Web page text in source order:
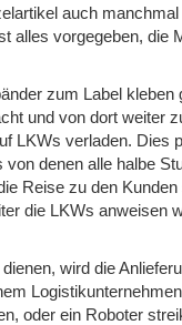
auch
alles vorgegeben, die
zum Label
und von dort weiter
LKWs verladen. Dies
denen alle halbe
Reise zu den
die LKWs anweisen
wird die
oder ein Roboter